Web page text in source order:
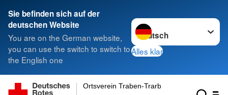
Sie befinden sich auf der
deutschen Website
You are on the German website,
you can use the switch to switch to
the English one
Sprache wechseln zu
Alles klar
Ortsverein Traben-Trarbach Eifel-Mosel-